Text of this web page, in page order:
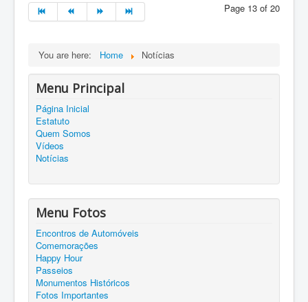
Page 13 of 20
You are here: Home Notícias
Menu Principal
Página Inicial
Estatuto
Quem Somos
Vídeos
Notícias
Menu Fotos
Encontros de Automóveis
Comemorações
Happy Hour
Passeios
Monumentos Históricos
Fotos Importantes